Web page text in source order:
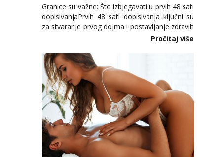
Granice su važne: Što izbjegavati u prvih 48 sati
dopisivanjaPrvih 48 sati dopisivanja ključni su
za stvaranje prvog dojma i postavljanje zdravih
granica u komunikaciji. Važno je izbjeći prebrzo
otkrivanje osobnih ili intimnih informacija, jer
nepoznata osoba još nije zaslužila to
povjerenje. Takođe...
Pročitaj više